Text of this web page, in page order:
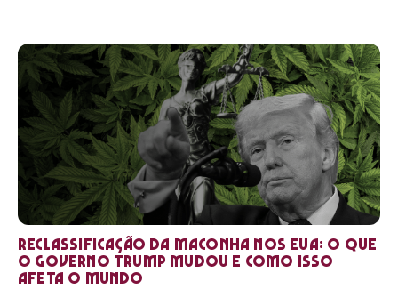
Reclassificação da maconha nos EUA: o que
o governo Trump mudou e como isso
afeta o mundo